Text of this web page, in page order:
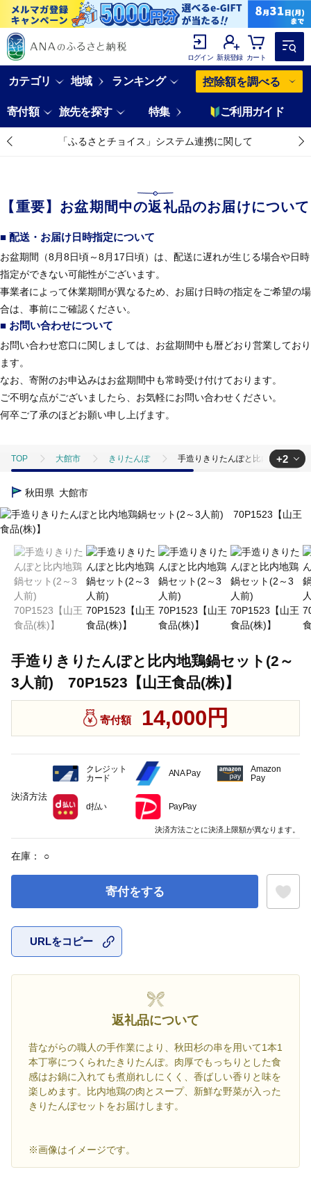
ログイン 新規登録 カート
カテゴリ 地域 ランキング 控除額を調べる
寄付額 旅先を探す 特集 ご利用ガイド
「ふるさとチョイス」システム連携に関して
【重要】お盆期間中の返礼品のお届けについて
■ 配送・お届け日時指定について
お盆期間（8月8日頃～8月17日頃）は、配送に遅れが生じる場合や日時
指定ができない可能性がございます。
事業者によって休業期間が異なるため、お届け日時の指定をご希望の場
合は、事前にご確認ください。
■ お問い合わせについて
お問い合わせ窓口に関しましては、お盆期間中も暦どおり営業しており
ます。
なお、寄附のお申込みはお盆期間中も常時受け付けております。
ご不明な点がございましたら、お気軽にお問い合わせください。
何卒ご了承のほどお願い申し上げます。
TOP 大館市 きりたんぽ 手造りきりたんぽと比内地鶏鍋セ
TOP
TOP 加工食品 鍋 ほかの鍋 手造りきりたんぽと比
+2
秋田県 大館市
手造りきりたんぽと比内地鶏鍋セット(2～
3人前) 70P1523【山王食品(株)】
寄付額 14,000円
在庫： ○
寄付をする
URLをコピー
返礼品について
昔ながらの職人の手作業により、秋田杉の串を用いて1本1
本丁寧につくられたきりたんぽ。肉厚でもっちりとした食
感はお鍋に入れても煮崩れしにくく、香ばしい香りと味を
楽しめます。比内地鶏の肉とスープ、新鮮な野菜が入った
きりたんぽセットをお届けします。
※画像はイメージです。
決済方法
クレジット
カード
ANA Pay
Amazon
Pay
d払い PayPay
決済方法ごとに決済上限額が異なります。